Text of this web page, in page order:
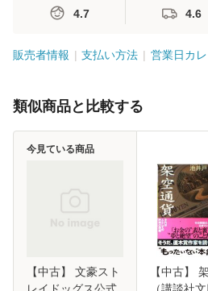
4.7 4.6
販売者情報 支払い方法 営業日カ
類似商品と比較する
【中古】 文豪スト
今見ている商品
【中古】